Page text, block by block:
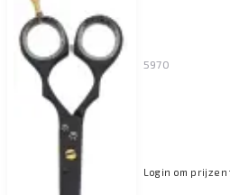
5970
Login om prijzen